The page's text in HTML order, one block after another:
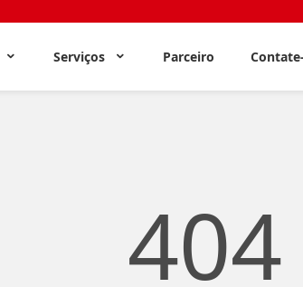
Serviços Parceiro
404